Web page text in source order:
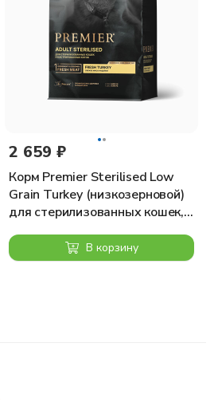
2 659 ₽
Корм Premier Sterilised Low
Grain Turkey (низкозерновой)
для стерилизованных кошек, с
В корзину